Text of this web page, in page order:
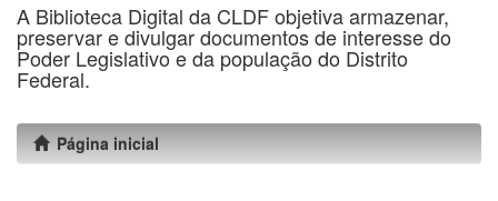
A Biblioteca Digital da CLDF objetiva armazenar,
preservar e divulgar documentos de interesse do
Poder Legislativo e da população do Distrito
Federal.
Página inicial